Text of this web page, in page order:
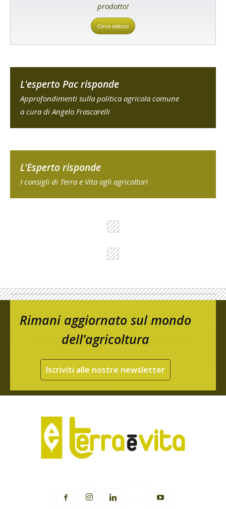
prodotto!
Cerca adesso
L'esperto Pac risponde
Approfondimenti sulla politica agricola comune
a cura di Angelo Frascarelli
L'Esperto risponde
I consigli di Terra e Vita agli agricoltori
Rimani aggiornato sul mondo
dell’agricoltura
Iscriviti alle nostre newsletter